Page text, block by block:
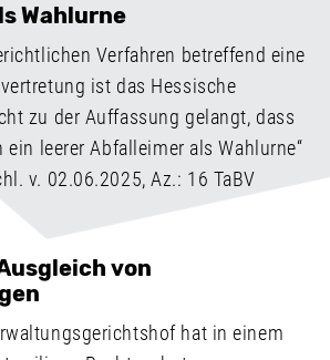
Wahlurne
Verfahren betreffend eine
ist das Hessische
zu der Auffassung gelangt, dass
ein leerer Abfalleimer als Wahlurne“
v. 02.06.2025, Az.: 16 TaBV
von
hat in einem